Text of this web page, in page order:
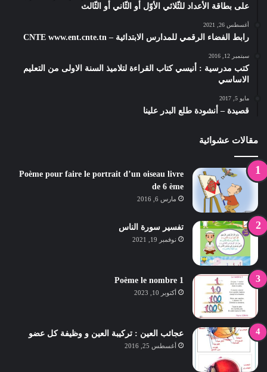
على بطاقة الأعداد للثّلاثي الأوّل أو الثّاني أو الثّالث
أغسطس 26, 2021
رابط الفضاء الرقمي للمدارس الابتدائية – CNTE www.ent.cnte.tn
سبتمبر 12, 2016
كتب مدرسية : أنيسي كتاب القراءة لتلاميذ السنة الاولى من التعليم
الاساسي
مايو 5, 2017
قصيدة – أنشودة طلع البدر علينا
مقالات عشوائية
Poème pour faire le portrait d’un oiseau livre
de 6 ème
مارس 6, 2016
تفسير سورة الناس
نوفمبر 19, 2021
Poème le nombre 1
أكتوبر 10, 2023
عجائب العين : تركيبة العين و وظيفة كل عضو
أغسطس 25, 2016